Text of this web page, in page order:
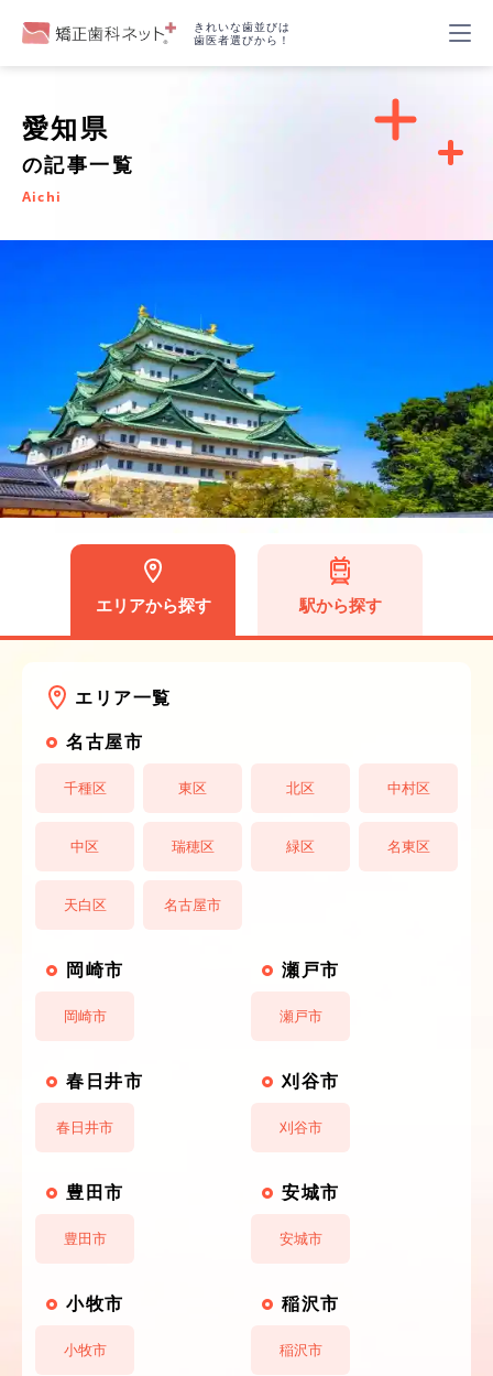
きれいな歯並びは
歯医者選びから！
愛知県
の記事一覧
Aichi
エリアから探す 駅から探す
エリア一覧
名古屋市
千種区 東区 北区 中村区
中区 瑞穂区 緑区 名東区
天白区 名古屋市
岡崎市
岡崎市
瀬戸市
瀬戸市
春日井市
春日井市
刈谷市
刈谷市
豊田市
豊田市
安城市
安城市
小牧市
小牧市
稲沢市
稲沢市